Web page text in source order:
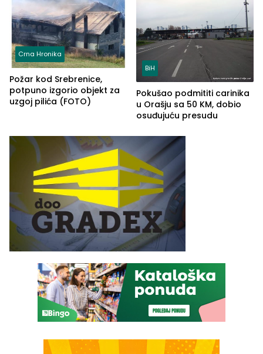
Crna Hronika
Požar kod Srebrenice,
potpuno izgorio objekt za
uzgoj pilića (FOTO)
BiH
Pokušao podmititi carinika
u Orašju sa 50 KM, dobio
osuđujuću presudu